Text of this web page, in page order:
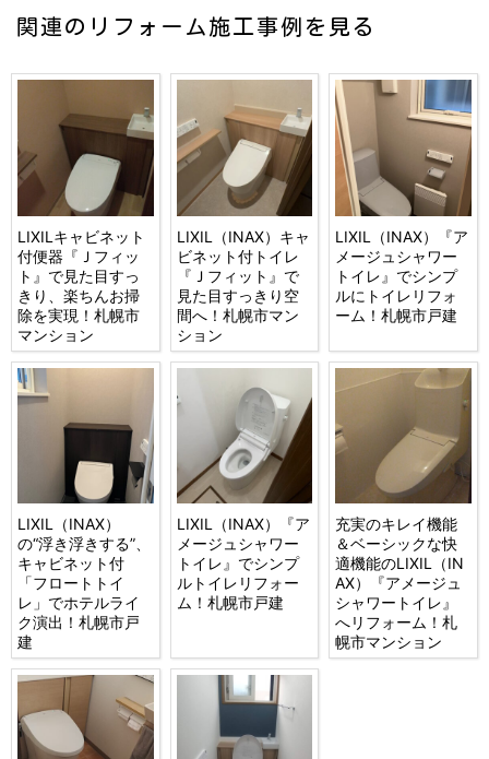
関連のリフォーム施工事例を見る
LIXILキャビネット
付便器『Ｊフィッ
ト』で見た目すっ
きり、楽ちんお掃
除を実現！札幌市
マンション
LIXIL（INAX）キャ
ビネット付トイレ
『Ｊフィット』で
見た目すっきり空
間へ！札幌市マン
ション
LIXIL（INAX）『ア
メージュシャワー
トイレ』でシンプ
ルにトイレリフォ
ーム！札幌市戸建
LIXIL（INAX）
の“浮き浮きする”、
キャビネット付
「フロートトイ
レ」でホテルライ
ク演出！札幌市戸
建
LIXIL（INAX）『ア
メージュシャワー
トイレ』でシンプ
ルトイレリフォー
ム！札幌市戸建
充実のキレイ機能
＆ベーシックな快
適機能のLIXIL（IN
AX）『アメージュ
シャワートイレ』
へリフォーム！札
幌市マンション